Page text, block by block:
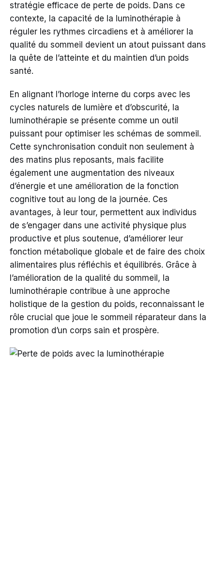
stratégie efficace de perte de poids. Dans ce
contexte, la capacité de la luminothérapie à
réguler les rythmes circadiens et à améliorer la
qualité du sommeil devient un atout puissant dans
la quête de l’atteinte et du maintien d’un poids
santé.
En alignant l’horloge interne du corps avec les
cycles naturels de lumière et d’obscurité, la
luminothérapie se présente comme un outil
puissant pour optimiser les schémas de sommeil.
Cette synchronisation conduit non seulement à
des matins plus reposants, mais facilite
également une augmentation des niveaux
d’énergie et une amélioration de la fonction
cognitive tout au long de la journée. Ces
avantages, à leur tour, permettent aux individus
de s’engager dans une activité physique plus
productive et plus soutenue, d’améliorer leur
fonction métabolique globale et de faire des choix
alimentaires plus réfléchis et équilibrés. Grâce à
l’amélioration de la qualité du sommeil, la
luminothérapie contribue à une approche
holistique de la gestion du poids, reconnaissant le
rôle crucial que joue le sommeil réparateur dans la
promotion d’un corps sain et prospère.